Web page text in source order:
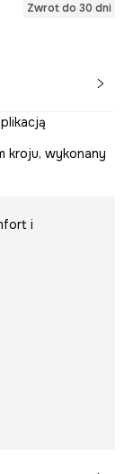
Zwrot do 30 dni
kroju, wykonany
i